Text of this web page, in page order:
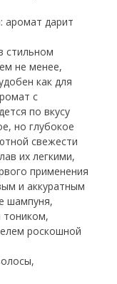
аромат дарит
стильном
не менее,
как для
с
по вкусу
но глубокое
свежести
их легкими,
применения
и аккуратным
шампуня,
тоником,
роскошной